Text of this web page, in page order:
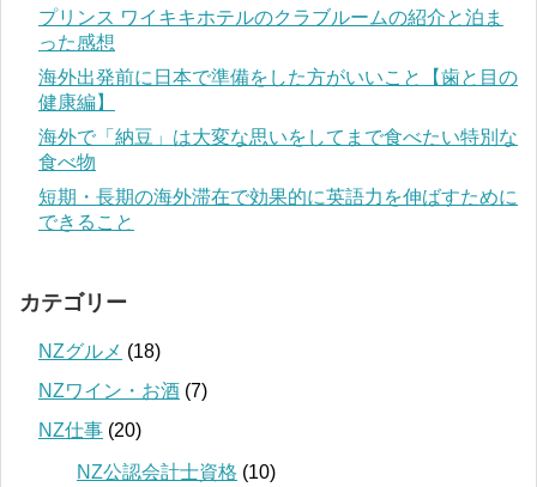
プリンス ワイキキホテルのクラブルームの紹介と泊ま
った感想
海外出発前に日本で準備をした方がいいこと【歯と目の
健康編】
海外で「納豆」は大変な思いをしてまで食べたい特別な
食べ物
短期・長期の海外滞在で効果的に英語力を伸ばすために
できること
カテゴリー
NZグルメ (18)
NZワイン・お酒 (7)
NZ仕事 (20)
NZ公認会計士資格 (10)